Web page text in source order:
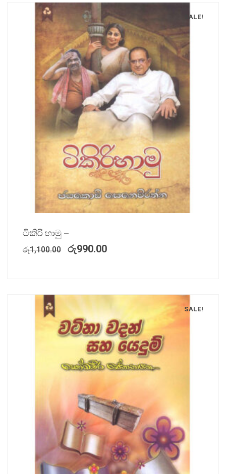
SALE!
ටිකිරි හාමු –
රු1,100.00 රු990.00
SALE!